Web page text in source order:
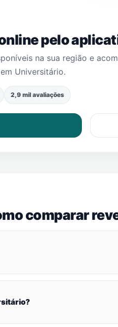
pelo
na sua região e
em Universitário.
2,9 mil avaliações
comparar